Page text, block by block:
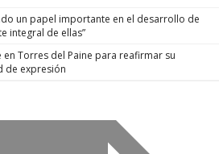
un papel importante en el desarrollo de
integral de ellas”
en Torres del Paine para reafirmar su
de expresión